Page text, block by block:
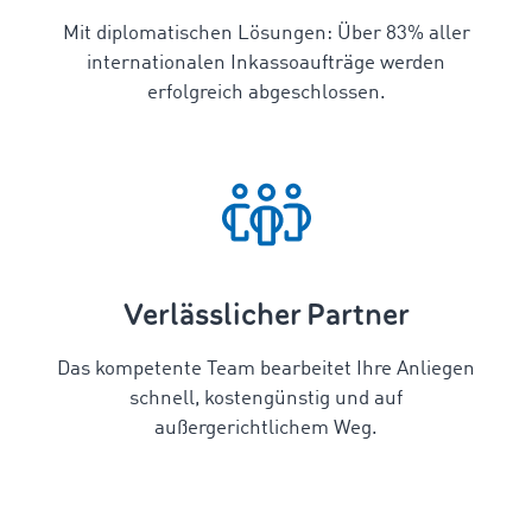
Mit diplomatischen Lösungen: Über 83% aller
internationalen Inkassoaufträge werden
erfolgreich abgeschlossen.
Verlässlicher Partner
Das kompetente Team bearbeitet Ihre Anliegen
schnell, kostengünstig und auf
außergerichtlichem Weg.